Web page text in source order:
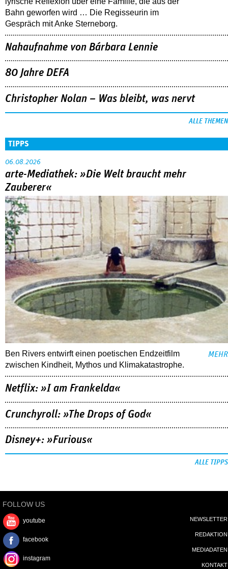
Bahn geworfen wird … Die Regisseurin im
Gespräch mit Anke Sterneborg.
Nahaufnahme von Bárbara Lennie
80 Jahre DEFA
Christopher Nolan – Was bleibt, was nervt
ALLE THEMEN
TIPPS
06.08.2026
arte-Mediathek: »Die Welt braucht mehr
Zauberer«
Ben Rivers entwirft einen poetischen Endzeitfilm
zwischen Kindheit, Mythos und Klimakatastrophe.
MEHR
Netflix: »I am Frankelda«
Crunchyroll: »The Drops of God«
Disney+: »Furious«
ALLE TIPPS
FOLLOW US
youtube
facebook
instagram
NEWSLETTER
REDAKTION
MEDIADATEN
KONTAKT